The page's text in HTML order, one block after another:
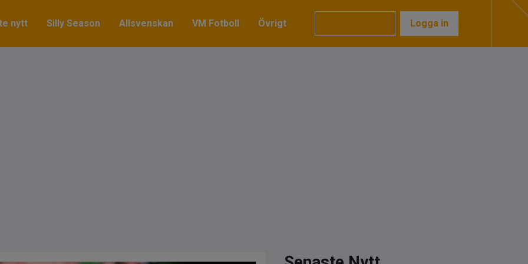
nytt Silly Season Allsvenskan VM Fotboll Övrigt Logga in